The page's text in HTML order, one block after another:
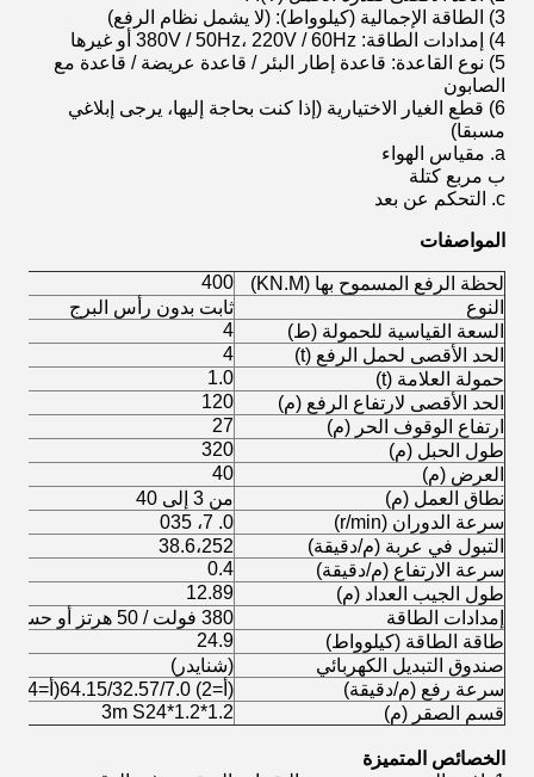
3) الطاقة الإجمالية (كيلوواط): (لا يشمل نظام الرفع)
4) إمدادات الطاقة: 380V / 50Hz، 220V / 60Hz أو غيرها
5) نوع القاعدة: قاعدة إطار البئر / قاعدة عريضة / قاعدة مع
الصابون
6) قطع الغيار الاختيارية (إذا كنت بحاجة إليها، يرجى إبلاغي
مسبقا)
a. مقياس الهواء
ب مربع كتلة
c. التحكم عن بعد
المواصفات
لحظة الرفع المسموح بها (KN.M)
400
النوع
ثابت بدون رأس البرج
السعة القياسية للحمولة (ط)
4
الحد الأقصى لحمل الرفع (t)
4
حمولة العلامة (t)
1.0
الحد الأقصى لارتفاع الرفع (م)
120
ارتفاع الوقوف الحر (م)
27
طول الحبل (م)
320
العرض (م)
40
نطاق العمل (م)
من 3 إلى 40
سرعة الدوران (r/min)
0. 7، 035
التبول في عربة (م/دقيقة)
38.6،252
سرعة الارتفاع (م/دقيقة)
0.4
طول الجيب العداد (م)
12.89
إمدادات الطاقة
380 فولت / 50 هرتز أو حسب متطلبات العميل
طاقة الطاقة (كيلوواط)
24.9
صندوق التبديل الكهربائي
(شنايدر)
سرعة رفع (م/دقيقة)
(أ=2) 64.15/32.57/7.0(أ=4) 32.14/15.60/3.5
قسم الصقر (م)
1.2*1.2*3m S24
الخصائص المتميزة